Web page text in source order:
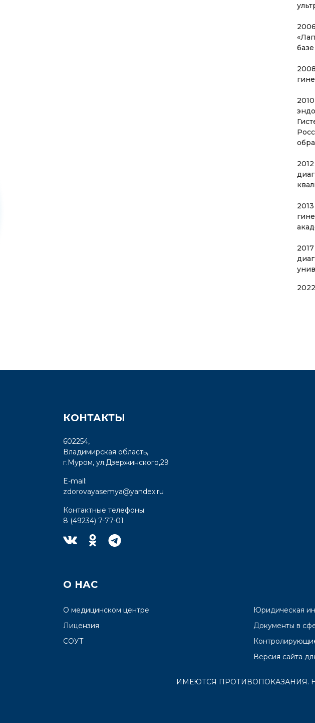
КОНТАКТЫ
602254,
Владимирская область,
г.Муром, ул.Дзержинского,29
E-mail:
zdorovayasemya@yandex.ru
Контактные телефоны:
8 (49234) 7-77-01
О НАС
О медицинском центре
Лицензия
СОУТ
Юридическая
Документы в
Версия сайта
ИМЕЮТСЯ ПРОТИВОПОКАЗАНИЯ.